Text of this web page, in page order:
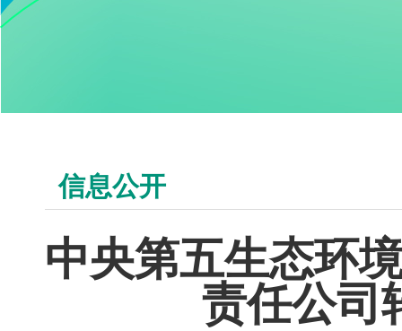
信息公开
中央第五生态环
责任公司